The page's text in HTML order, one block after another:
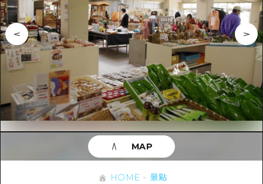
特輯
列表
推薦
藝術
活動·廟會
美食·酒水
騎自行車
推薦行程
Dive! Hiroshima 官方向導
廣島隨意旅行
廣島市內
景點
列表
廣島市內
安芸
答對了
活動
即時訊息
有用的信息HOME 景點
MAP